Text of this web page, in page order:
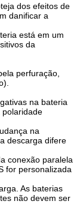
dos efeitos de
danificar a
está em um
da
perfuração,
na bateria
polaridade
na
descarga difere
conexão paralela
for personalizada
As baterias
não devem ser